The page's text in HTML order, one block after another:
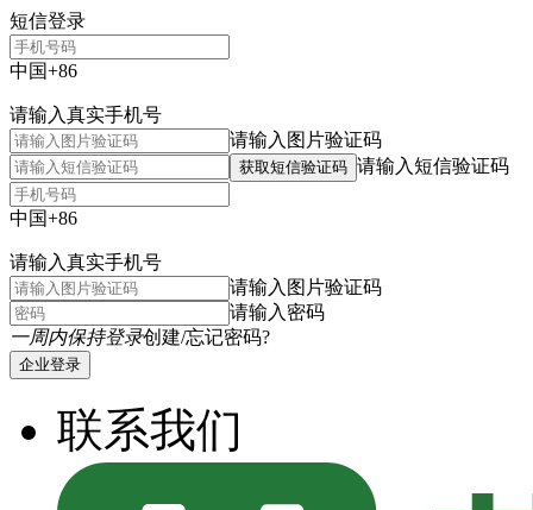
短信登录
中国+86
请输入真实手机号
请输入图片验证码
获取短信验证码 请输入短信验证码
中国+86
请输入真实手机号
请输入图片验证码
请输入密码
一周内保持登录创建/忘记密码?
企业登录
联系我们